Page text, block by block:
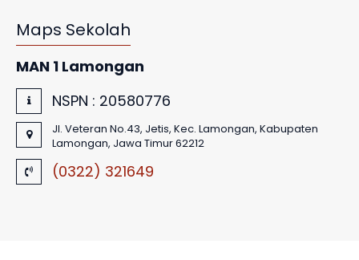
Maps Sekolah
MAN 1 Lamongan
NSPN : 20580776
Jl. Veteran No.43, Jetis, Kec. Lamongan, Kabupaten
Lamongan, Jawa Timur 62212
(0322) 321649